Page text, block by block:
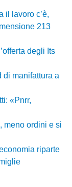
il lavoro c’è,
213
degli Its
di manifattura a
«Pnrr,
meno ordini e si
riparte